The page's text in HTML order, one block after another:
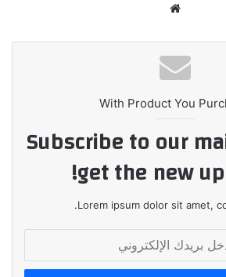
With Product You
Subscribe to our
get the new
Lorem ipsum dolor sit amet,